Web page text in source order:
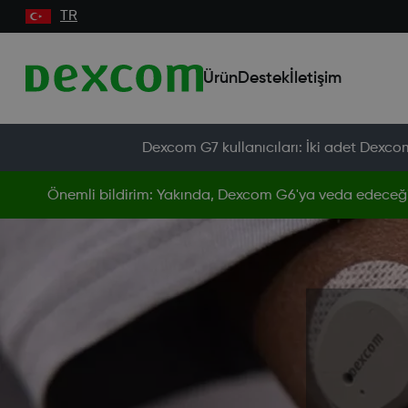
TR
ÜrünDestek İletişim
Dexcom G7 kullanıcıları: İki adet
Önemli bildirim: Yakında, Dexcom G6'ya veda